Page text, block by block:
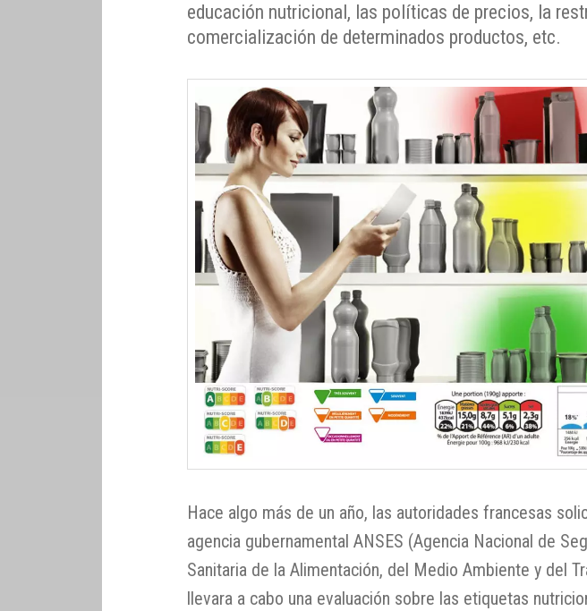
educación nutricional, las políticas de precios, la
comercialización de determinados productos, etc.
Hace algo más de un año, las autoridades francesas
agencia gubernamental ANSES (Agencia Nacional de
Sanitaria de la Alimentación, del Medio Ambiente y del
llevara a cabo una evaluación sobre las etiquetas